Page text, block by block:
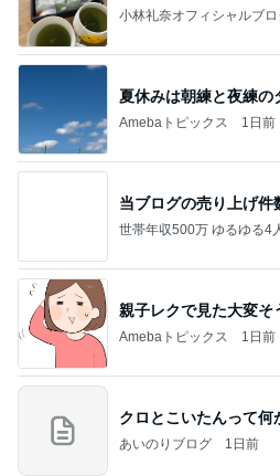
小林礼奈オフィシャルブロ
夏休みは朝練と夜練の
Amebaトピックス 1日前
当ブログの売り上げ
世帯年収500万 ゆるゆる4
親子レクで見た大変そ
Amebaトピックス 1日前
クロとこいたんって何
あいのりブログ 1日前